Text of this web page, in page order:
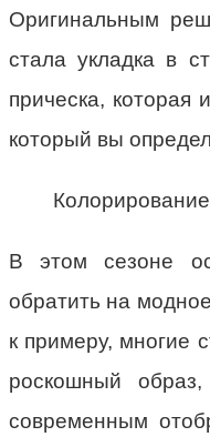
Оригинальным
стала укладка в
прическа, которая
который вы
В этом сезоне
обратить на
к примеру, многие
роскошный
современным